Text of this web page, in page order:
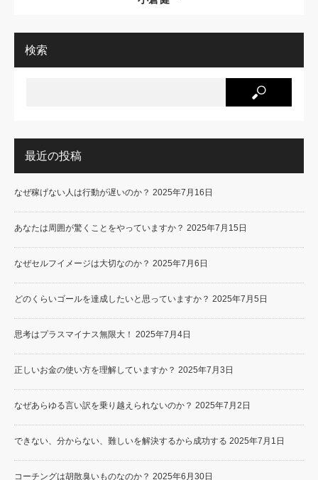
検索
最近の投稿
なぜ稼げない人は行動が遅いのか？ 2025年7月16日
あなたは周囲が驚くことをやっていますか？ 2025年7月15日
なぜセルフイメージは大切なのか？ 2025年7月6日
どのくらいゴールを達成したいと思っていますか？ 2025年7月5日
思考はプラスマイナス無限大！ 2025年7月4日
正しいお金の使い方を理解していますか？ 2025年7月3日
なぜあらゆる言い訳を乗り越えられないのか？ 2025年7月2日
できない、分からない、難しいを解決するから成功する 2025年7月1日
コーチングは胡散臭いものなのか？ 2025年6月30日